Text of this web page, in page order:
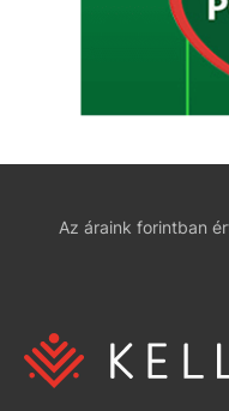
Az áraink forintban